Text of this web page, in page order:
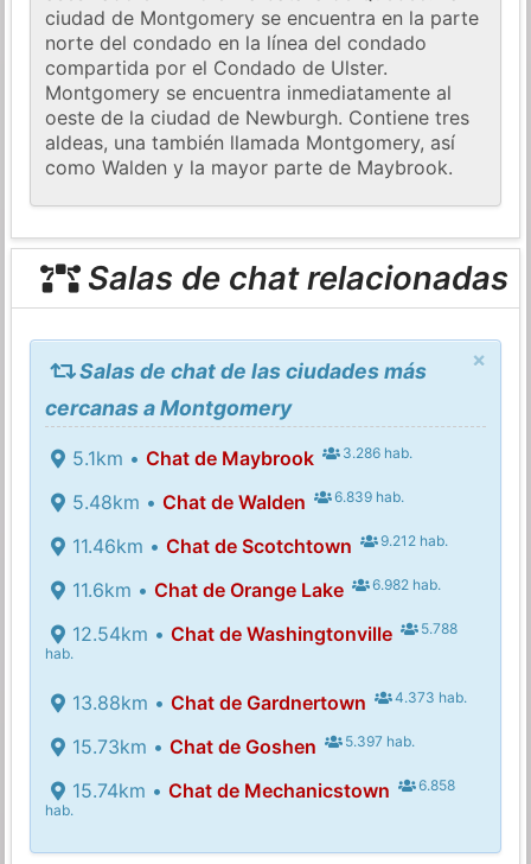
ciudad de Montgomery se encuentra en la parte
norte del condado en la línea del condado
compartida por el Condado de Ulster.
Montgomery se encuentra inmediatamente al
oeste de la ciudad de Newburgh. Contiene tres
aldeas, una también llamada Montgomery, así
como Walden y la mayor parte de Maybrook.
Salas de chat relacionadas
×
Salas de chat de las ciudades más
cercanas a Montgomery
5.1km • Chat de Maybrook 3.286 hab.
5.48km • Chat de Walden 6.839 hab.
11.46km • Chat de Scotchtown 9.212 hab.
11.6km • Chat de Orange Lake 6.982 hab.
12.54km • Chat de Washingtonville
5.788
hab.
13.88km • Chat de Gardnertown 4.373 hab.
15.73km • Chat de Goshen 5.397 hab.
15.74km • Chat de Mechanicstown
6.858
hab.